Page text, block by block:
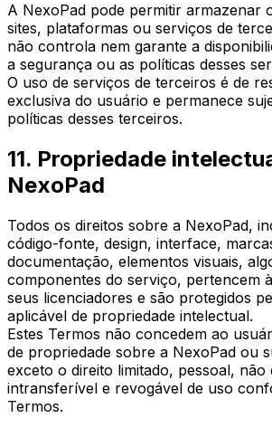
A NexoPad pode permitir armazenar
sites, plataformas ou serviços de
não controla nem garante a
a segurança ou as políticas desses
O uso de serviços de terceiros é de
exclusiva do usuário e permanece
políticas desses terceiros.
11. Propriedade
NexoPad
Todos os direitos sobre a NexoPad,
código-fonte, design, interface,
documentação, elementos visuais,
componentes do serviço, pertencem
seus licenciadores e são protegidos
aplicável de propriedade intelectual.
Estes Termos não concedem ao
de propriedade sobre a NexoPad ou
exceto o direito limitado, pessoal, não
intransferível e revogável de uso
Termos.